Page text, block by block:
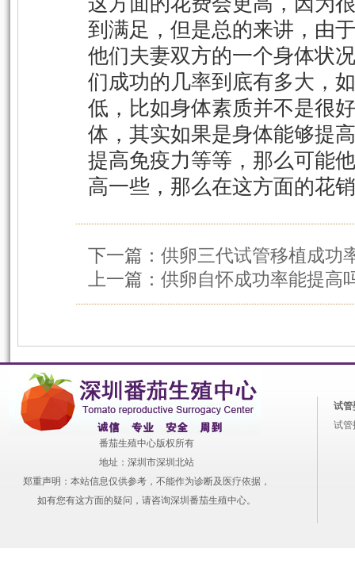
到满足，但是总的来讲，由
他们夫妻双方的一个身体状
们成功的几率到底有多大，
低，比如身体素质并不是很
体，其实如果是身体能够提
提高免疫力等等，那么可能
高一些，那么在这方面的花
下一篇： 供卵三代试管移植成功
上一篇： 供卵自怀成功率能提高
番茄生殖中心版权所有
地址：深圳市深圳北站
郑重声明：本站信息仅供参考，不能作为诊断及医疗依据，
如有您有这方面的疑问，请咨询深圳番茄生殖中心。
试管
试管